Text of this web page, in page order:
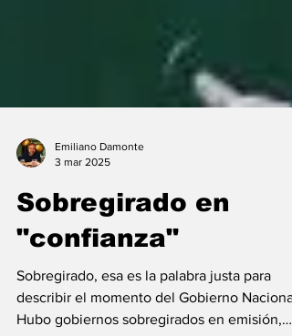
Sobregirado en
"confianza"
Sobregirado, esa es la palabra justa para
describir el momento del Gobierno